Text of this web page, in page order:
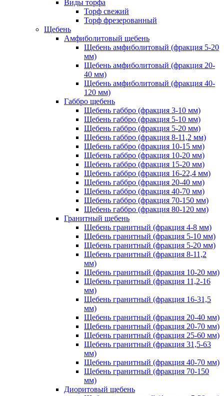
Виды торфа
Торф свежий
Торф фрезерованный
Щебень
Амфиболитовый щебень
Щебень амфиболитовый (фракция 5-20
мм)
Щебень амфиболитовый (фракция 20-
40 мм)
Щебень амфиболитовый (фракция 40-
120 мм)
Габбро щебень
Щебень габбро (фракция 3-10 мм)
Щебень габбро (фракция 5-10 мм)
Щебень габбро (фракция 5-20 мм)
Щебень габбро (фракция 8-11,2 мм)
Щебень габбро (фракция 10-15 мм)
Щебень габбро (фракция 10-20 мм)
Щебень габбро (фракция 15-20 мм)
Щебень габбро (фракция 16-22,4 мм)
Щебень габбро (фракция 20-40 мм)
Щебень габбро (фракция 40-70 мм)
Щебень габбро (фракция 70-150 мм)
Щебень габбро (фракция 80-120 мм)
Гранитный щебень
Щебень гранитный (фракция 4-8 мм)
Щебень гранитный (фракция 5-10 мм)
Щебень гранитный (фракция 5-20 мм)
Щебень гранитный (фракция 8-11,2
мм)
Щебень гранитный (фракция 10-20 мм)
Щебень гранитный (фракция 11,2-16
мм)
Щебень гранитный (фракция 16-31,5
мм)
Щебень гранитный (фракция 20-40 мм)
Щебень гранитный (фракция 20-70 мм)
Щебень гранитный (фракция 25-60 мм)
Щебень гранитный (фракция 31,5-63
мм)
Щебень гранитный (фракция 40-70 мм)
Щебень гранитный (фракция 70-150
мм)
Диоритовый щебень